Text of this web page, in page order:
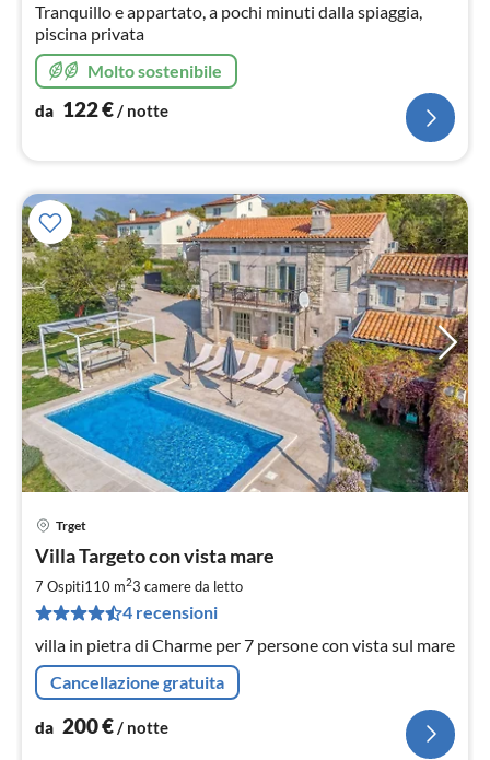
Tranquillo e appartato, a pochi minuti dalla spiaggia,
piscina privata
Molto sostenibile
da 122€/ notte
Trget
Villa Targeto con vista mare
7 Ospiti110 m23 camere da letto
4 recensioni
villa in pietra di Charme per 7 persone con vista sul mare
Cancellazione gratuita
da 200€/ notte